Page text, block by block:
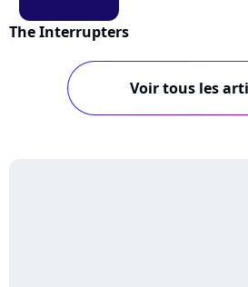
The Interrupters
Voir tous les